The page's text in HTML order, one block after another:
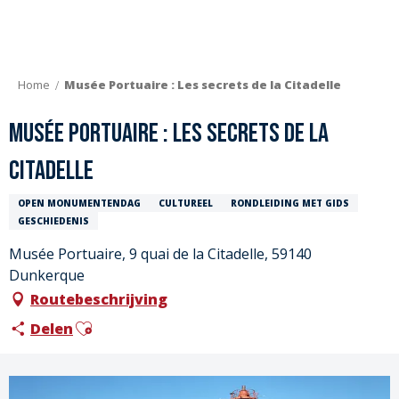
Home Musée Portuaire : Les secrets de la Citadelle
Musée Portuaire : Les secrets de la
Citadelle
OPEN MONUMENTENDAG CULTUREEL
RONDLEIDING MET GIDS
GESCHIEDENIS
Musée Portuaire, 9 quai de la Citadelle, 59140
Dunkerque
Routebeschrijving
DelenAjouter aux favoris